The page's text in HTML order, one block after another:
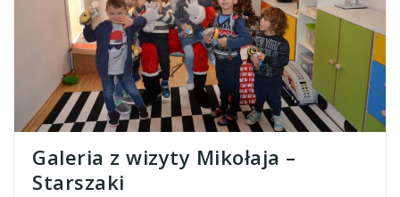
Galeria z wizyty Mikołaja –
Starszaki